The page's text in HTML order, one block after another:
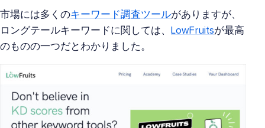
市場には多くのキーワード調査ツールがありますが、
ロングテールキーワードに関しては、
LowFruitsが最高
のものの一つだとわかりました。